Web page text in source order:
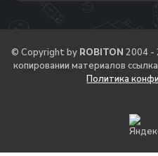
© Copyright by ROBITON 2004 -
копировании материалов
Политика